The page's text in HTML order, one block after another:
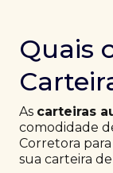
Quais
As carteiras
comodidade
Corretora
sua carteira de